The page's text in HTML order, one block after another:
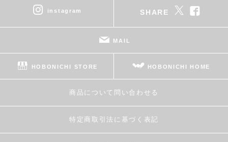
instagram SHARE
MAIL
HOBONICHI STORE HOBONICHI HOME
商品について問い合わせる
特定商取引法に基づく表記